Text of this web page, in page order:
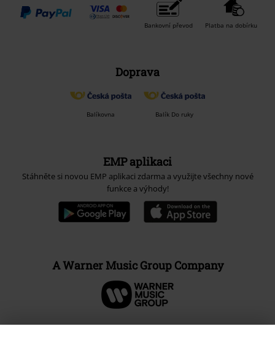
Bankovní převod Platba na dobírku
Doprava
Balíkovna Balík Do ruky
EMP aplikaci
Stáhněte si novou EMP aplikaci zdarma a využijte všechny nové
funkce a výhody!
A Warner Music Group Company